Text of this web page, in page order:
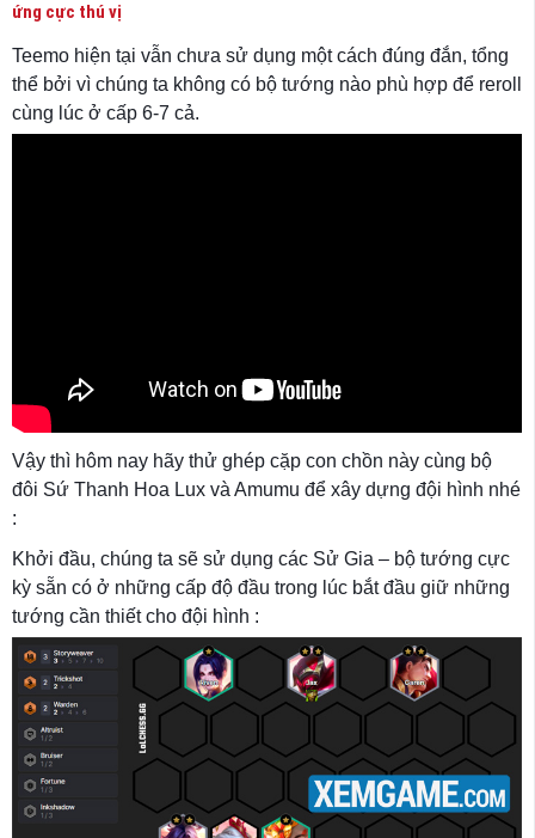
ứng cực thú vị
Teemo hiện tại vẫn chưa sử dụng một cách đúng đắn, tổng
thể bởi vì chúng ta không có bộ tướng nào phù hợp để reroll
cùng lúc ở cấp 6-7 cả.
Vậy thì hôm nay hãy thử ghép cặp con chồn này cùng bộ
đôi Sứ Thanh Hoa Lux và Amumu để xây dựng đội hình nhé
:
Khởi đầu, chúng ta sẽ sử dụng các Sử Gia – bộ tướng cực
kỳ sẵn có ở những cấp độ đầu trong lúc bắt đầu giữ những
tướng cần thiết cho đội hình :